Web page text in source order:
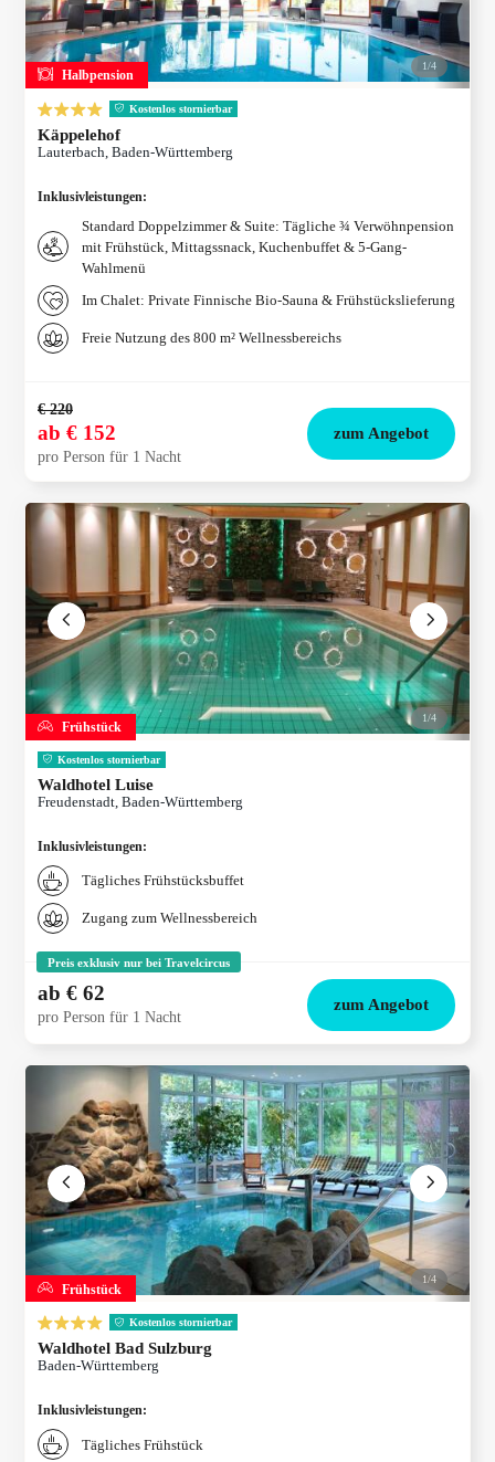
Halbpension
1/4
Kostenlos stornierbar
Käppelehof
Lauterbach, Baden-Württemberg
Inklusivleistungen:
Standard Doppelzimmer & Suite: Tägliche ¾ Verwöhnpension
mit Frühstück, Mittagssnack, Kuchenbuffet & 5-Gang-
Wahlmenü
Im Chalet: Private Finnische Bio-Sauna & Frühstückslieferung
Freie Nutzung des 800 m² Wellnessbereichs
€ 220
ab € 152
pro Person für 1 Nacht
zum Angebot
Frühstück
1/4
Kostenlos stornierbar
Waldhotel Luise
Freudenstadt, Baden-Württemberg
Inklusivleistungen:
Tägliches Frühstücksbuffet
Zugang zum Wellnessbereich
Preis exklusiv nur bei Travelcircus
ab € 62
pro Person für 1 Nacht
zum Angebot
Frühstück
1/4
Kostenlos stornierbar
Waldhotel Bad Sulzburg
Baden-Württemberg
Inklusivleistungen:
Tägliches Frühstück